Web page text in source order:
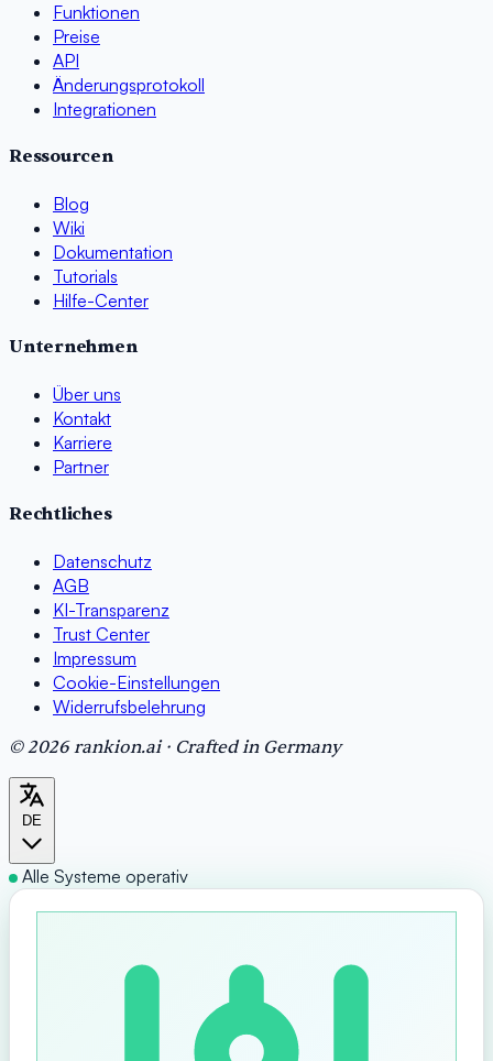
Funktionen
Preise
API
Änderungsprotokoll
Integrationen
Ressourcen
Blog
Wiki
Dokumentation
Tutorials
Hilfe-Center
Unternehmen
Über uns
Kontakt
Karriere
Partner
Rechtliches
Datenschutz
AGB
KI-Transparenz
Trust Center
Impressum
Cookie-Einstellungen
Widerrufsbelehrung
© 2026 rankion.ai · Crafted in Germany
DE
Alle Systeme operativ